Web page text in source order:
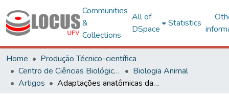
Communities
&
Collections
All of
DSpace
Statistics
Home
Produção Técnico-científica
Centro de Ciências Biológicas e da Saúde
Biologia Animal
Artigos
Adaptações anatômicas da cavidade bucofaringiana de pseudoplatystoma corruscans (spix e agassiz, 1829) (siluriformes, pimelodidae) em relação ao seu hábito alimentar